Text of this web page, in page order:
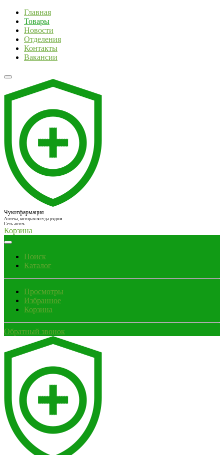
Главная
Товары
Новости
Отделения
Контакты
Вакансии
Чукотфармация
Аптека, которая всегда рядом
Сеть аптек
Корзина
Поиск
Каталог
Просмотры
Избранное
Корзина
Обратный звонок